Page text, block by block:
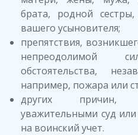
брата, родной
вашего усыновителя;
препятствия,
непреодолимой
обстоятельства,
например, пожара или
других причин,
уважительными суд
на воинский учет.